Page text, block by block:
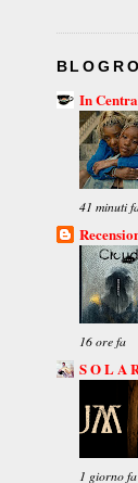
In
41 minuti
16 ore fa
S O L A
1 giorno fa